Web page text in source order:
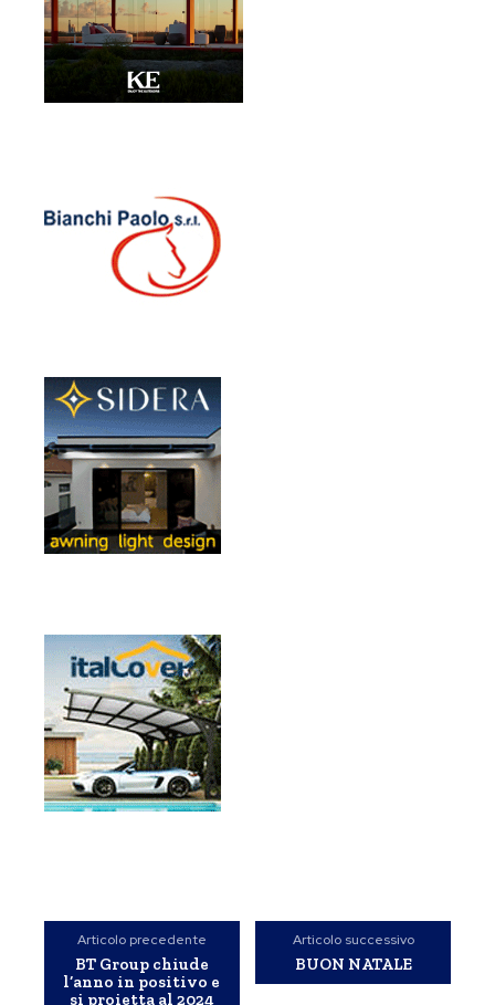
Articolo precedente
BT Group chiude
l’anno in positivo e
si proietta al 2024
Articolo successivo
BUON NATALE